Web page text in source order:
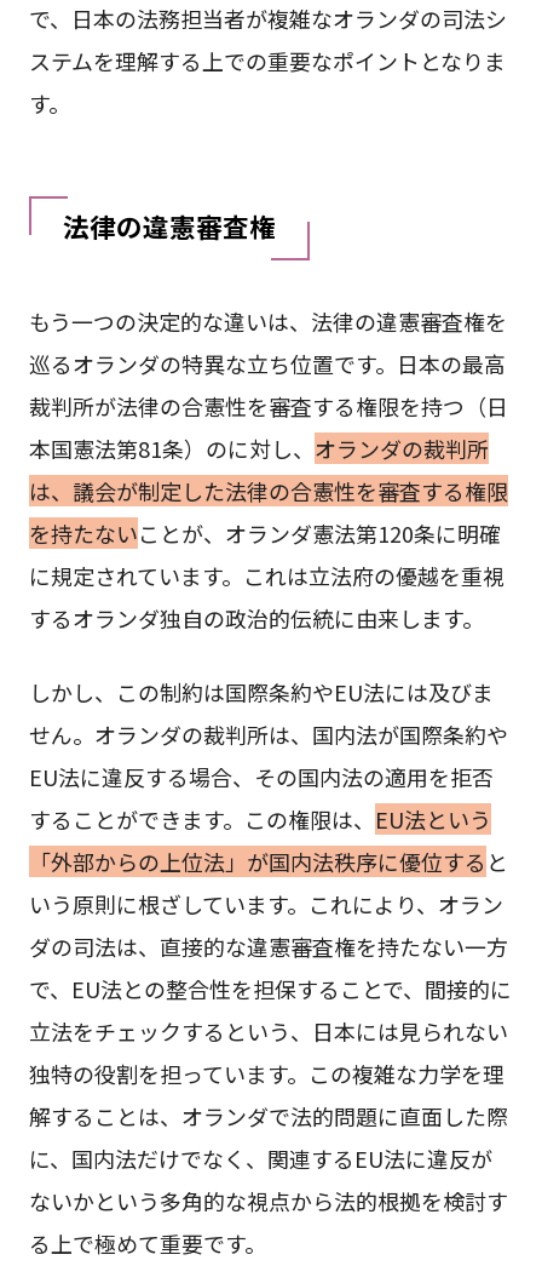
で、日本の法務担当者が複雑なオランダの司法シ
ステムを理解する上での重要なポイントとなりま
す。
法律の違憲審査権
もう一つの決定的な違いは、法律の違憲審査権を
巡るオランダの特異な立ち位置です。日本の最高
裁判所が法律の合憲性を審査する権限を持つ（日
本国憲法第81条）のに対し、 オランダの裁判所
は、議会が制定した法律の合憲性を審査する権限
を持たないことが、オランダ憲法第120条に明確
に規定されています。これは立法府の優越を重視
するオランダ独自の政治的伝統に由来します。
しかし、この制約は国際条約やEU法には及びま
せん。オランダの裁判所は、国内法が国際条約や
EU法に違反する場合、その国内法の適用を拒否
することができます。この権限は、 EU法という
「外部からの上位法」が国内法秩序に優位する と
いう原則に根ざしています。これにより、オラン
ダの司法は、直接的な違憲審査権を持たない一方
で、EU法との整合性を担保することで、間接的に
立法をチェックするという、日本には見られない
独特の役割を担っています。この複雑な力学を理
解することは、オランダで法的問題に直面した際
に、国内法だけでなく、関連するEU法に違反が
ないかという多角的な視点から法的根拠を検討す
る上で極めて重要です。